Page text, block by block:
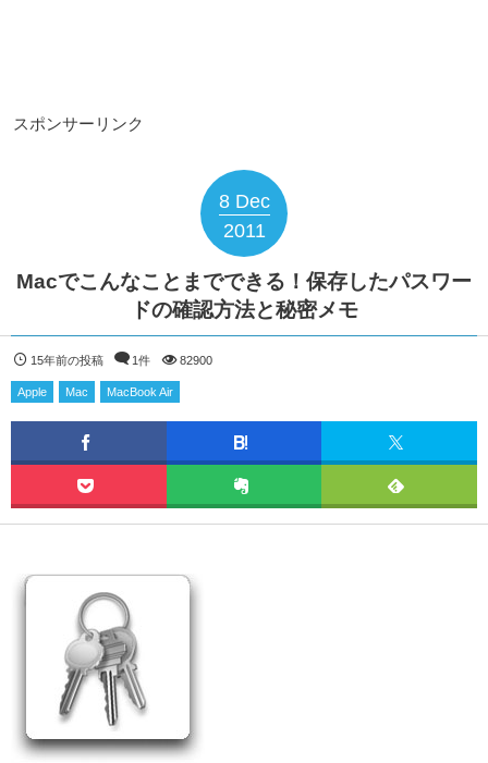
スポンサーリンク
8 Dec
2011
Macでこんなことまでできる！保存したパスワー
ドの確認方法と秘密メモ
15年前の投稿 1件 82900
Apple Mac MacBook Air